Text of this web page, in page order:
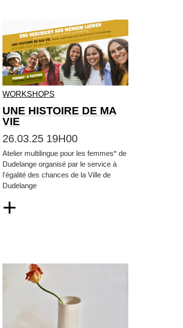
WORKSHOPS
UNE HISTOIRE DE MA
VIE
26.03.25 19H00
Atelier multilingue pour les femmes* de
Dudelange organisé par le service à
l'égalité des chances de la Ville de
Dudelange
+